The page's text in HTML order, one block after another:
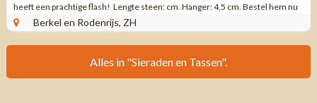
heeft een prachtige flash! Lengte steen: cm. Hanger: 4,5 cm. Bestel hem nu
bij Corina ...
Berkel en Rodenrijs, ZH
Alles in "Sieraden en Tassen".